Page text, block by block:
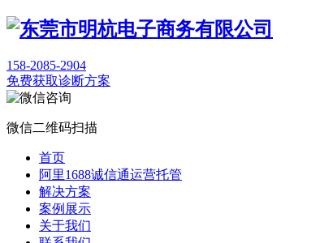
158-2085-2904
免费获取诊断方案
微信二维码扫描
首页
阿里1688诚信通运营托管
解决方案
案例展示
关于我们